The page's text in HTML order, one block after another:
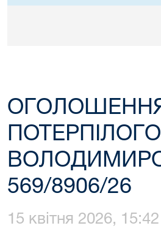
569/8906/26
15 квітня 2026, 15:42